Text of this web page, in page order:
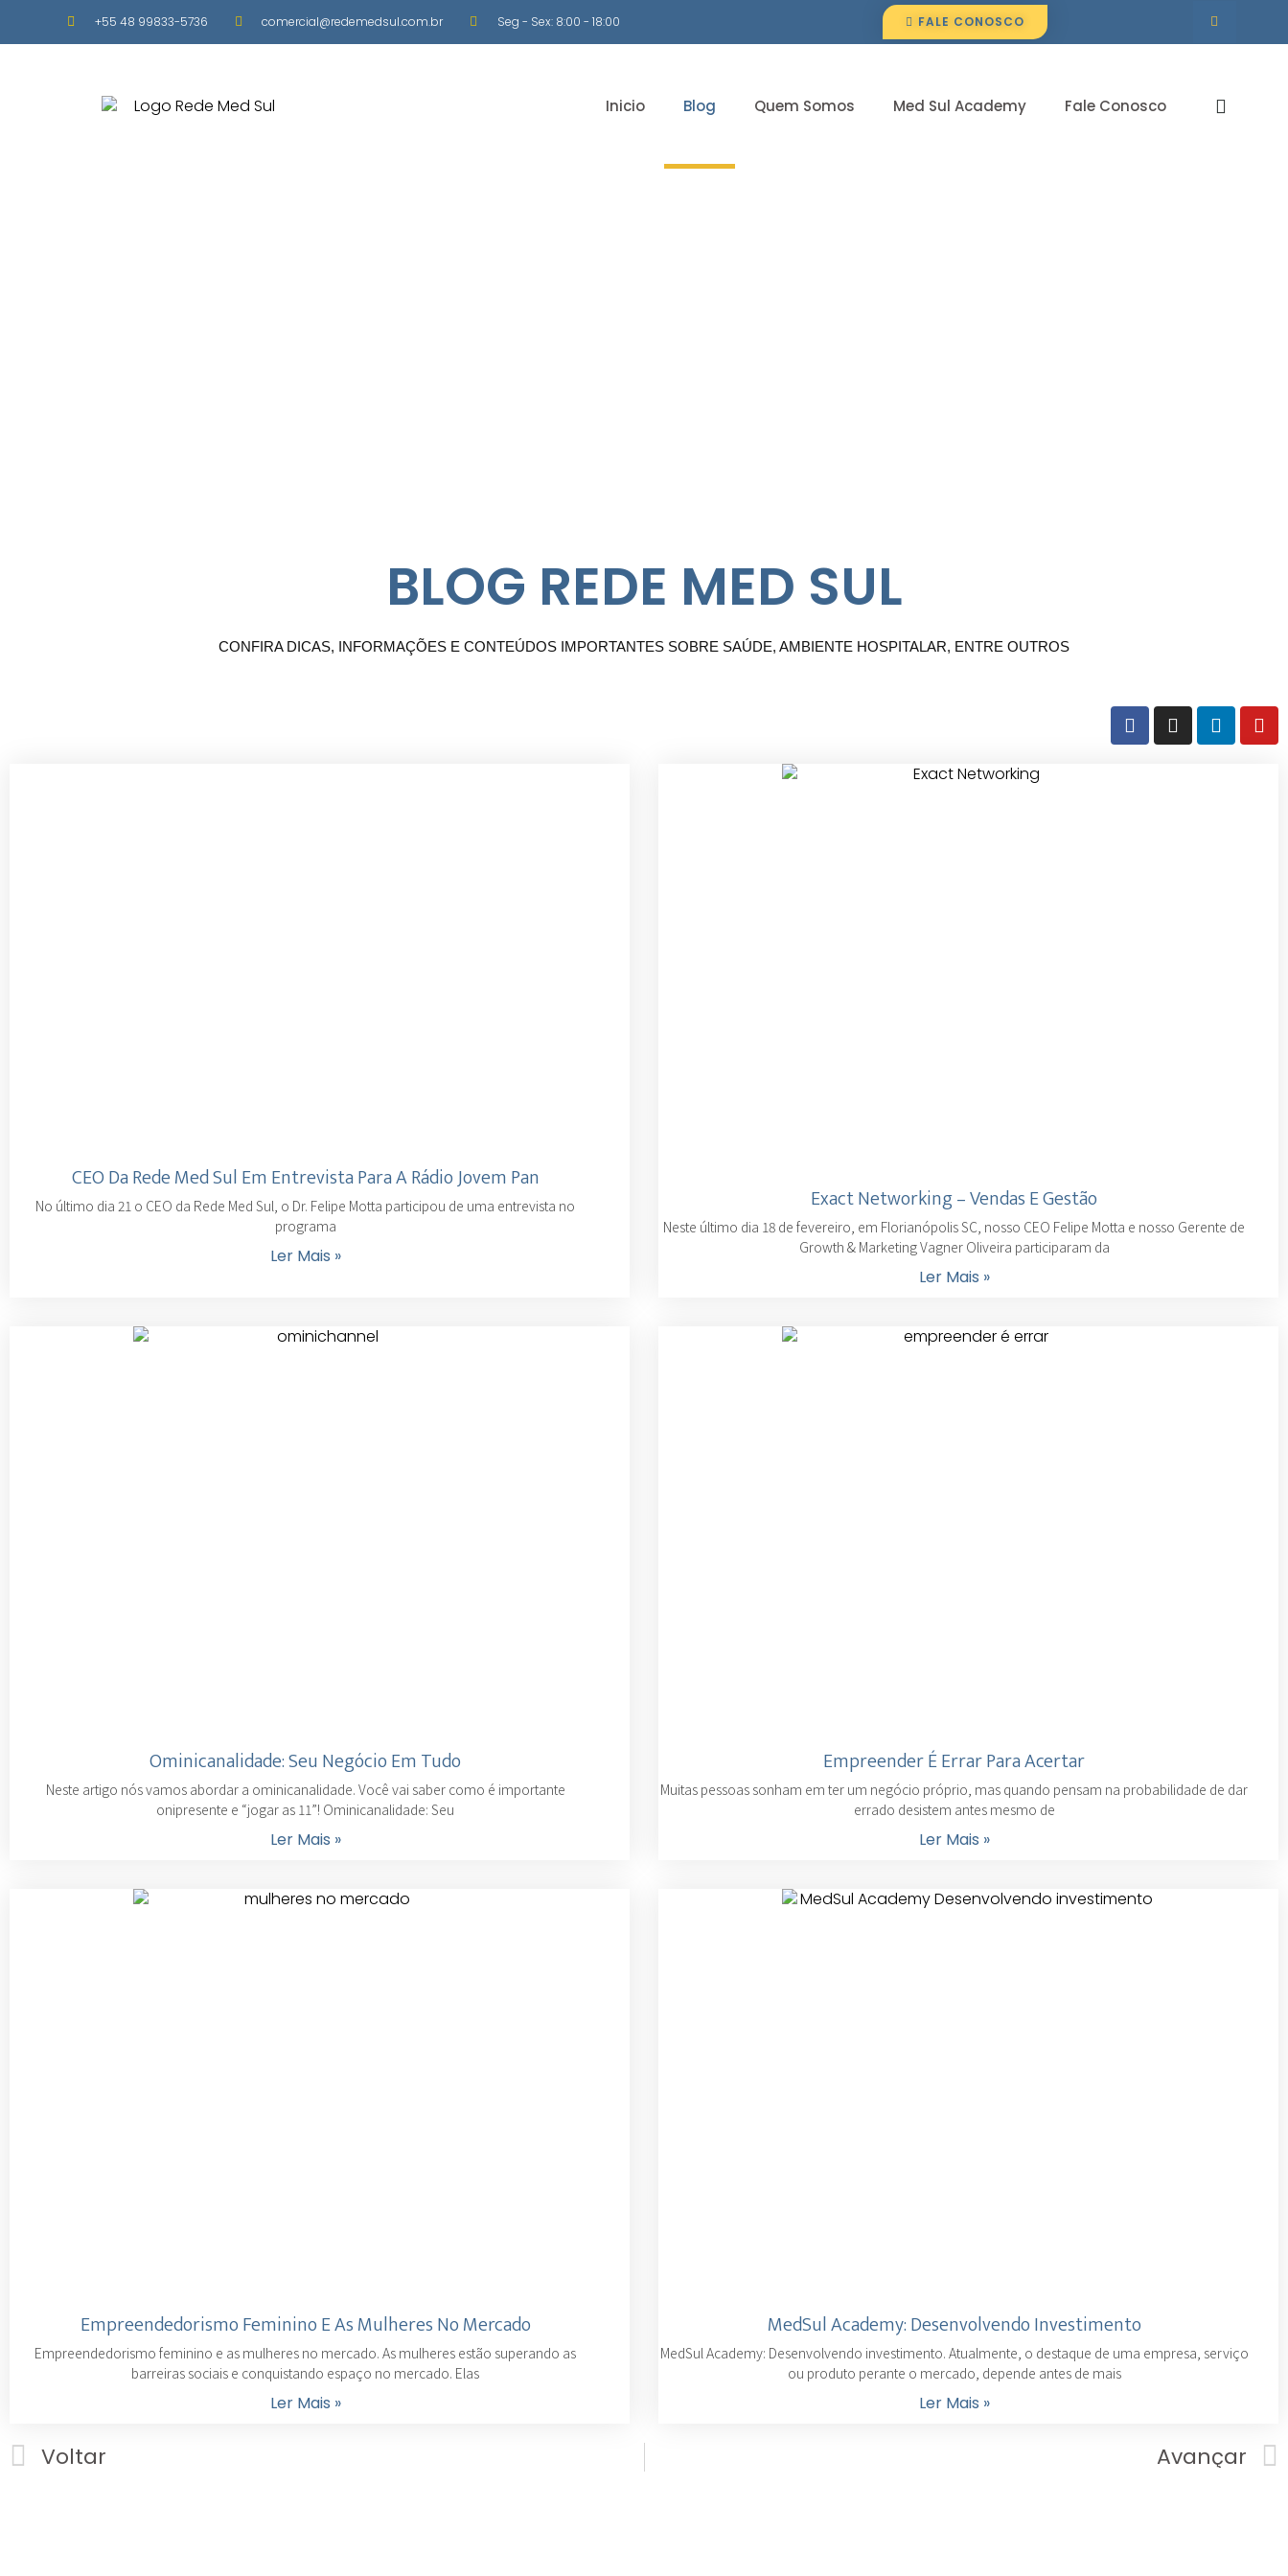
+55 48 99833-5736 comercial@redemedsul.com.br Seg - Sex: 8:00 - 18:00 FALE CONOSCO
Inicio Blog Quem Somos Med Sul Academy Fale Conosco
BLOG REDE MED SUL
CONFIRA DICAS, INFORMAÇÕES E CONTEÚDOS IMPORTANTES SOBRE SAÚDE, AMBIENTE HOSPITALAR, ENTRE OUTROS
CEO Da Rede Med Sul Em Entrevista Para A Rádio Jovem Pan
No último dia 21 o CEO da Rede Med Sul, o Dr. Felipe Motta participou de uma entrevista no
programa
Ler Mais »
Exact Networking – Vendas E Gestão
Neste último dia 18 de fevereiro, em Florianópolis SC, nosso CEO Felipe Motta e nosso Gerente de
Growth & Marketing Vagner Oliveira participaram da
Ler Mais »
Ominicanalidade: Seu Negócio Em Tudo
Neste artigo nós vamos abordar a ominicanalidade. Você vai saber como é importante
onipresente e “jogar as 11”! Ominicanalidade: Seu
Ler Mais »
Empreender É Errar Para Acertar
Muitas pessoas sonham em ter um negócio próprio, mas quando pensam na probabilidade de dar
errado desistem antes mesmo de
Ler Mais »
Empreendedorismo Feminino E As Mulheres No Mercado
Empreendedorismo feminino e as mulheres no mercado. As mulheres estão superando as
barreiras sociais e conquistando espaço no mercado. Elas
Ler Mais »
MedSul Academy: Desenvolvendo Investimento
MedSul Academy: Desenvolvendo investimento. Atualmente, o destaque de uma empresa, serviço
ou produto perante o mercado, depende antes de mais
Ler Mais »
Voltar Avançar